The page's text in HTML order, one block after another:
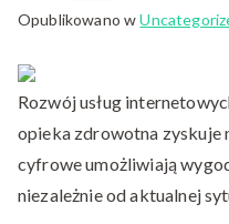
Opublikowano w
Rozwój usług
opieka zdrowotna zyskuje
cyfrowe umożliwiają
niezależnie od aktualnej